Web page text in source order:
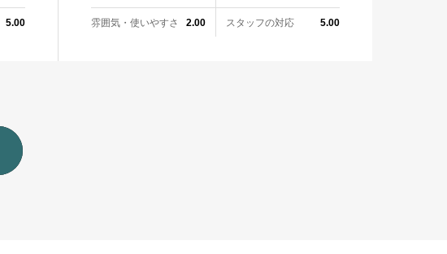
5.00 雰囲気・使いやすさ 2.00 スタッフの対応 5.00